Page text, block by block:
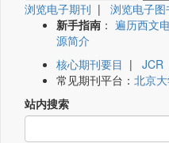
浏览电子期刊 | 浏览电子图
新手指南 ： 遍历西文
源简介
核心期刊要目 | JCR
常见期刊平台： 北京
站内搜索